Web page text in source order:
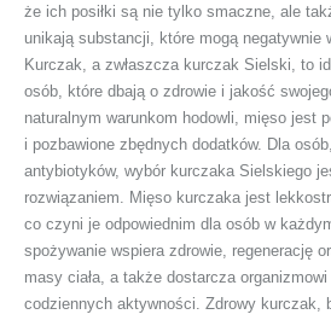
że ich posiłki są nie tylko smaczne, ale
unikają substancji, które mogą negatywnie
Kurczak, a zwłaszcza kurczak Sielski, to
osób, które dbają o zdrowie i jakość
naturalnym warunkom hodowli, mięso jest
i pozbawione zbędnych dodatków. Dla
antybiotyków, wybór kurczaka Sielskiego
rozwiązaniem. Mięso kurczaka jest
co czyni je odpowiednim dla osób w
spożywanie wspiera zdrowie, regenerację
masy ciała, a także dostarcza
codziennych aktywności. Zdrowy kurczak,